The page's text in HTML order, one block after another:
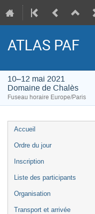
ATLAS PAF
10–12 mai 2021
Domaine de Chalès
Fuseau horaire Europe/Paris
Menu
de
Accueil
Ordre du jour
Inscription
Liste des participants
Organisation
Transport et arrivée